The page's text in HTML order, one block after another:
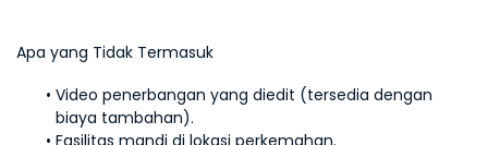
Apa yang Tidak Termasuk
Video penerbangan yang diedit (tersedia dengan
biaya tambahan).
Fasilitas mandi di lokasi perkemahan.